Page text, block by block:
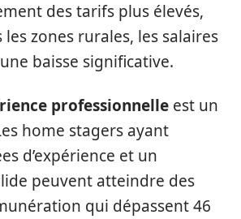
des tarifs plus élevés,
zones rurales, les salaires
baisse significative.
professionnelle est un
home stagers ayant
d’expérience et un
peuvent atteindre des
qui dépassent 46